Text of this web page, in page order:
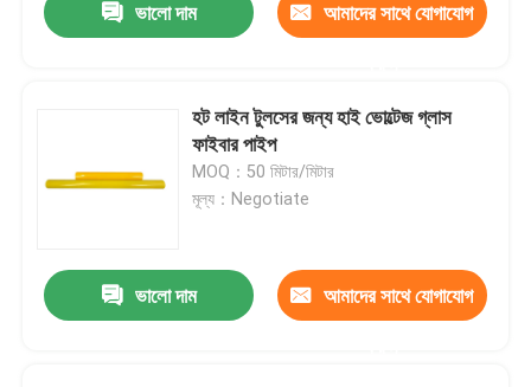
ভালো দাম আমাদের সাথে যোগাযোগ
হট লাইন টুলসের জন্য হাই ভোল্টেজ গ্লাস
ফাইবার পাইপ
MOQ：50 মিটার/মিটার
মূল্য：Negotiate
ভালো দাম আমাদের সাথে যোগাযোগ